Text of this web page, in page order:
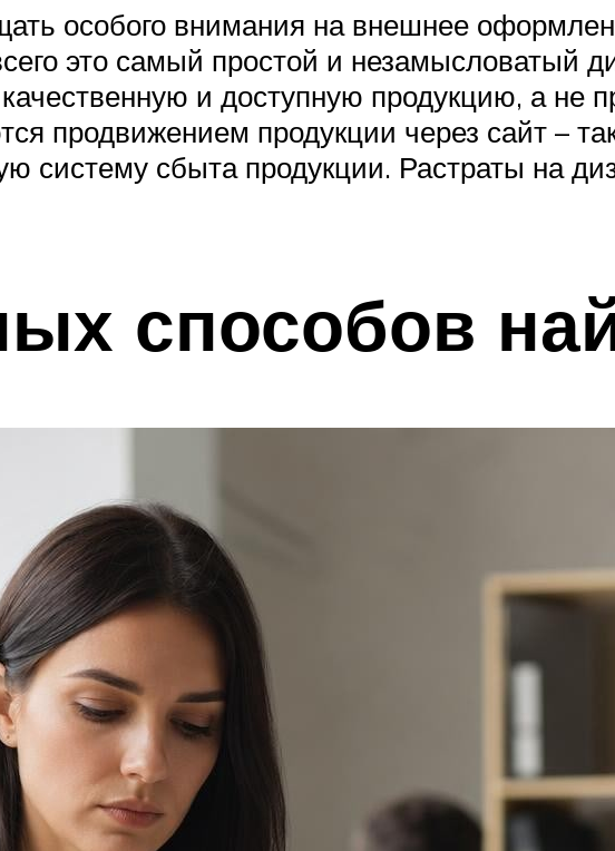
особого внимания на внешнее
это самый простой и незамысловатый
и доступную продукцию, а не
продвижением продукции через сайт –
систему сбыта продукции. Растраты на
способов